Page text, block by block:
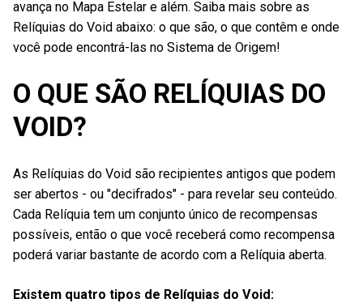
avança no Mapa Estelar e além. Saiba mais sobre as
Relíquias do Void abaixo: o que são, o que contêm e onde
você pode encontrá-las no Sistema de Origem!
O QUE SÃO RELÍQUIAS DO
VOID?
As Relíquias do Void são recipientes antigos que podem
ser abertos - ou "decifrados" - para revelar seu conteúdo.
Cada Relíquia tem um conjunto único de recompensas
possíveis, então o que você receberá como recompensa
poderá variar bastante de acordo com a Relíquia aberta.
Existem quatro tipos de Relíquias do Void: